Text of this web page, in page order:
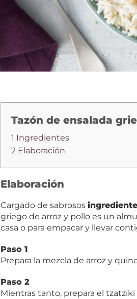
Tazón de ensalada
1 Ingredientes
2 Elaboración
Elaboración
Cargado de sabrosos
griego de arroz y pollo es un
casa o para empacar y llevar
Paso 1
Prepara la mezcla de arroz y
Paso 2
Mientras tanto, prepara el